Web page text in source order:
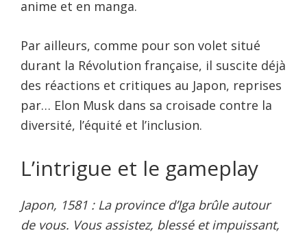
anime et en manga.
Par ailleurs, comme pour son volet situé
durant la Révolution française, il suscite déjà
des réactions et critiques au Japon, reprises
par… Elon Musk dans sa croisade contre la
diversité, l’équité et l’inclusion.
L’intrigue et le gameplay
Japon, 1581 : La province d’Iga brûle autour
de vous. Vous assistez, blessé et impuissant,